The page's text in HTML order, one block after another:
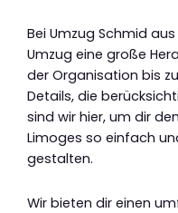
Bei Umzug Schmid
Umzug eine große
der Organisation bis
Details, die
sind wir hier, um dir
Limoges so einfach
gestalten.
Wir bieten dir einen